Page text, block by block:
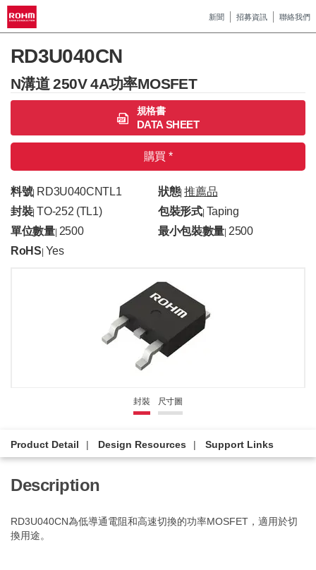
新聞 招募資訊 聯絡我們
RD3U040CN
N溝道 250V 4A功率MOSFET
規格書
DATA SHEET
購買 *
料號| RD3U040CNTL1 狀態|推薦品
封裝| TO-252 (TL1) 包裝形式| Taping
單位數量| 2500 最小包裝數量 |2500
RoHS Yes
封裝 尺寸圖
Product Detail Design Resources Support Links
Description
RD3U040CN為低導通電阻和高速切換的功率MOSFET，適用於切
換用途。